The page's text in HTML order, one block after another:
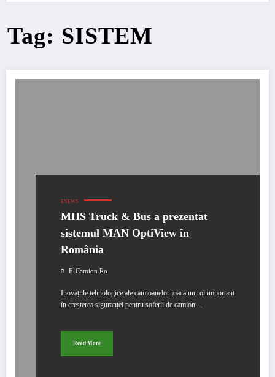
Tag: SISTEM
ENEWS
MHS Truck & Bus a prezentat
sistemul MAN OptiView în
România
E-Camion.ro
Inovațiile tehnologice ale camioanelor joacă un rol important
în creșterea siguranței pentru șoferii de camion…
Read More